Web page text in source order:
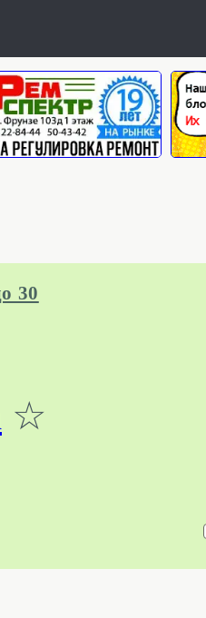
30
☆